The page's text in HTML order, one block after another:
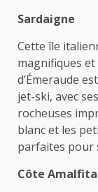
Sardaigne
Cette île
magnifiques et
d’Émeraude
jet-ski, avec
rocheuses
blanc et les
parfaites pour
Côte